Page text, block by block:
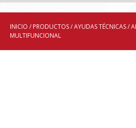
INICIO / PRODUCTOS/AYUDAS TÉCNICAS/
MULTIFUNCIONAL